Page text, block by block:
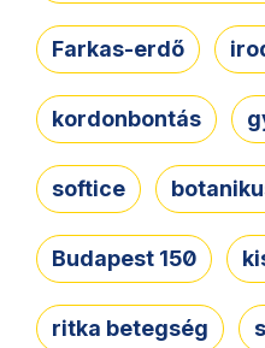
Farkas-erdő
kordonbontás
softice
Budapest 150
ritka betegség